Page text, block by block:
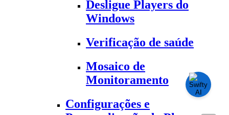
Desligue Players do
Windows
Verificação de saúde
Mosaico de
Monitoramento
Configurações e